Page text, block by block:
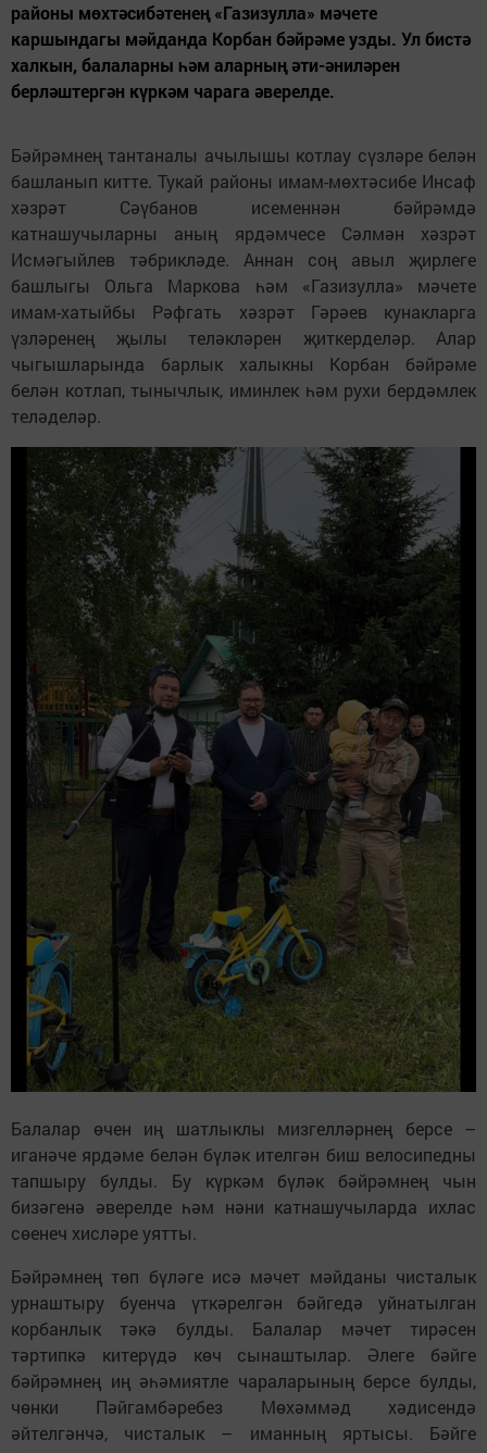
районы мөхтәсибәтенең «Газизулла» мәчете
каршындагы мәйданда Корбан бәйрәме узды. Ул бистә
халкын, балаларны һәм аларның әти-әниләрен
берләштергән күркәм чарага әверелде.
Бәйрәмнең тантаналы ачылышы котлау сүзләре белән
башланып китте. Тукай районы имам-мөхтәсибе Инсаф
хәзрәт Сәүбанов исеменнән бәйрәмдә
катнашучыларны аның ярдәмчесе Сәлмән хәзрәт
Исмәгыйлев тәбрикләде. Аннан соң авыл җирлеге
башлыгы Ольга Маркова һәм «Газизулла» мәчете
имам-хатыйбы Рәфгать хәзрәт Гәрәев кунакларга
үзләренең җылы теләкләрен җиткерделәр. Алар
чыгышларында барлык халыкны Корбан бәйрәме
белән котлап, тынычлык, иминлек һәм рухи бердәмлек
теләделәр.
Балалар өчен иң шатлыклы мизгелләрнең берсе –
иганәче ярдәме белән бүләк ителгән биш велосипедны
тапшыру булды. Бу күркәм бүләк бәйрәмнең чын
бизәгенә әверелде һәм нәни катнашучыларда ихлас
сөенеч хисләре уятты.
Бәйрәмнең төп бүләге исә мәчет мәйданы чисталык
урнаштыру буенча үткәрелгән бәйгедә уйнатылган
корбанлык тәкә булды. Балалар мәчет тирәсен
тәртипкә китерүдә көч сынаштылар. Әлеге бәйге
бәйрәмнең иң әһәмиятле чараларының берсе булды,
чөнки Пәйгамбәребез Мөхәммәд хәдисендә
әйтелгәнчә, чисталык – иманның яртысы. Бәйге